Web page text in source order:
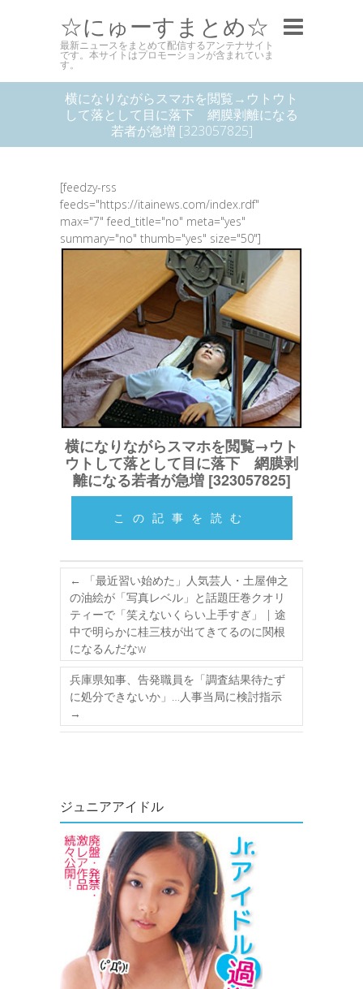
☆にゅーすまとめ☆
最新ニュースをまとめて配信するアンテナサイト
です。本サイトはプロモーションが含まれていま
す。
横になりながらスマホを閲覧→ウトウト
して落として目に落下 網膜剥離になる
若者が急増 [323057825]
[feedzy-rss
feeds="https://itainews.com/index.rdf"
max="7" feed_title="no" meta="yes"
summary="no" thumb="yes" size="50"]
横になりながらスマホを閲覧→ウト
ウトして落として目に落下 網膜剥
離になる若者が急増 [323057825]
この記事を読む
←
「最近習い始めた」人気芸人・土屋伸之
の油絵が「写真レベル」と話題圧巻クオリ
ティーで「笑えないくらい上手すぎ」 | 途
中で明らかに桂三枝が出てきてるのに関根
になるんだなw
兵庫県知事、告発職員を「調査結果待たず
に処分できないか」…人事当局に検討指示
→
ジュニアアイドル